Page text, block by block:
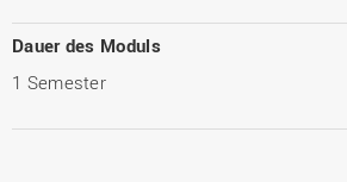
Dauer des Moduls
1 Semester